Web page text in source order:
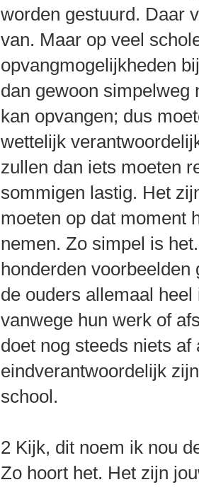
worden gestuurd. Daar
van. Maar op veel
opvangmogelijkheden
dan gewoon simpelweg
kan opvangen; dus
wettelijk
zullen dan iets moeten
sommigen lastig. Het
moeten op dat moment
nemen. Zo simpel is
honderden
de ouders allemaal
vanwege hun werk of
doet nog steeds niets
eindverantwoordelijk
school.
2 Kijk, dit noem ik nou
Zo hoort het. Het zijn